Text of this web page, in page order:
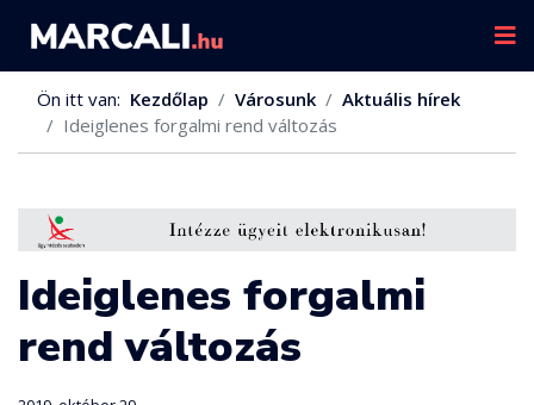
Ön itt van: Kezdőlap Városunk
Aktuális hírek
Ideiglenes forgalmi rend változás
Ideiglenes forgalmi
rend változás